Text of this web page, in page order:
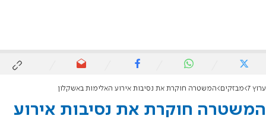
ערוץ 7 מבזקים המשטרה חוקרת את נסיבות אירוע האלימות באשקלון
המשטרה חוקרת את נסיבות אירוע